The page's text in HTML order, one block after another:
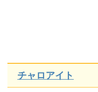
チャロアイト